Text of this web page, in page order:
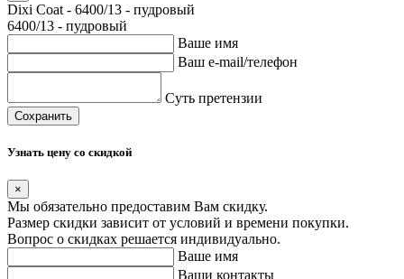
Dixi Coat - 6400/13 - пудровый
6400/13 - пудровый
Ваше имя
Ваш e-mail/телефон
Суть претензии
Сохранить
Узнать цену со скидкой
×
Мы обязательно предоставим Вам скидку.
Размер скидки зависит от условий и времени покупки.
Вопрос о скидках решается индивидуально.
Ваше имя
Ваши контакты